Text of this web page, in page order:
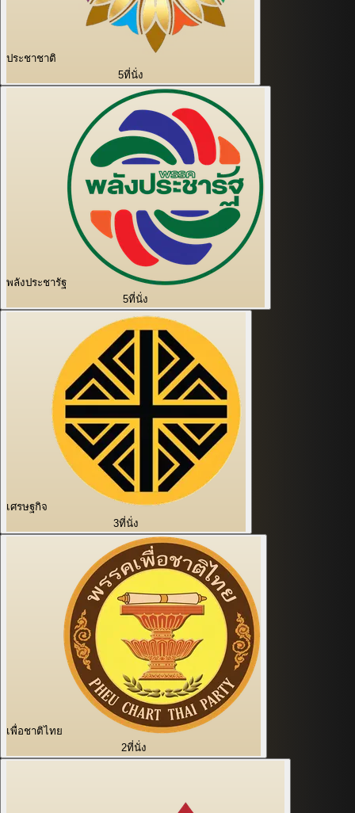
ประชาชาติ
5ที่นั่ง
พลังประชารัฐ
5ที่นั่ง
เศรษฐกิจ
3ที่นั่ง
เพื่อชาติไทย
2ที่นั่ง